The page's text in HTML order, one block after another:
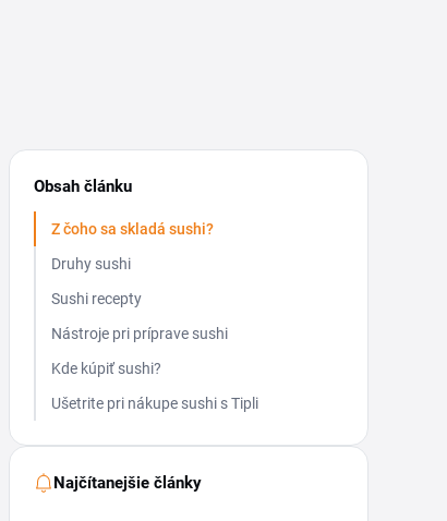
Obsah článku
Z čoho sa skladá sushi?
Druhy sushi
Sushi recepty
Nástroje pri príprave sushi
Kde kúpiť sushi?
Ušetrite pri nákupe sushi s Tipli
Najčítanejšie články